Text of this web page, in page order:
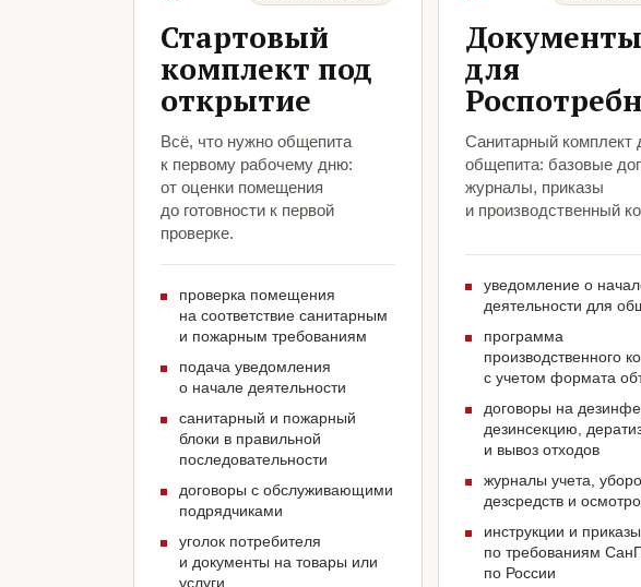
Стартовый
комплект под
открытие
Всё, что нужно общепита
к первому рабочему дню:
от оценки помещения
до готовности к первой
проверке.
проверка помещения
на соответствие санитарным
и пожарным требованиям
подача уведомления
о начале деятельности
санитарный и пожарный
блоки в правильной
последовательности
договоры с обслуживающими
подрядчиками
уголок потребителя
и документы на товары или
услуги
Документы
для
Санитарный комплект
общепита: базовые
журналы, приказы
и производственный
уведомление о
деятельности для
программа
производственного
с учетом формата
договоры на
дезинсекцию,
и вывоз отходов
журналы учета,
дезсредств и
инструкции и приказы
по требованиям
по России